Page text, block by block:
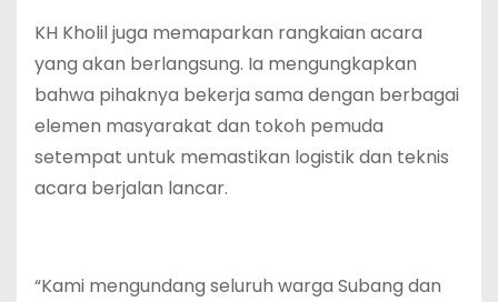
KH Kholil juga memaparkan rangkaian acara
yang akan berlangsung. Ia mengungkapkan
bahwa pihaknya bekerja sama dengan berbagai
elemen masyarakat dan tokoh pemuda
setempat untuk memastikan logistik dan teknis
acara berjalan lancar.
“Kami mengundang seluruh warga Subang dan